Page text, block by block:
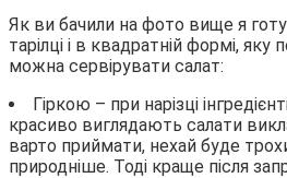
Як ви бачили на фото вище я
тарілці і в квадратній формі, яку
можна сервірувати салат:
Гіркою – при нарізці
красиво виглядають салати
варто приймати, нехай буде
природніше. Тоді краще після